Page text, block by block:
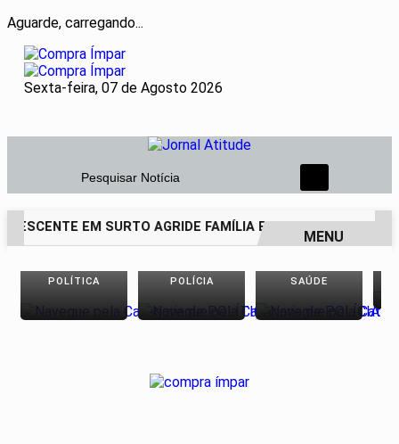
Aguarde, carregando...
Sexta-feira, 07 de Agosto 2026
Pesquisar Notícia
EM SURTO AGRIDE FAMÍLIA E DEIXA PAI DE 69
EM ALTA
MENU
POLÍTICA POLÍCIA SAÚDE